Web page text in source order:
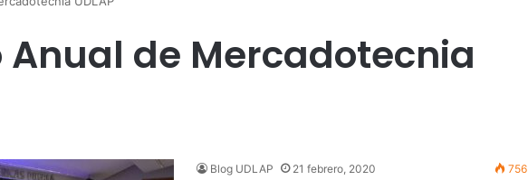
Anual de Mercadotecnia
Blog UDLAP 21 febrero, 2020 756